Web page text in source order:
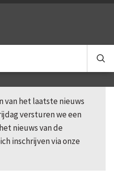
van het laatste nieuws
versturen we een
nieuws van de
inschrijven via onze